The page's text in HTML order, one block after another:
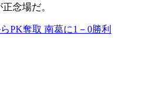
念場だ。
PK奪取 南葛に1－0勝利